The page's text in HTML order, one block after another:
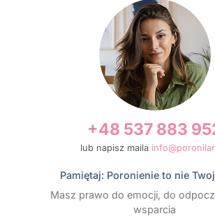
+48 537 883
lub napisz maila
Pamiętaj: Poronienie to nie
Masz prawo do emocji, do
wsparcia